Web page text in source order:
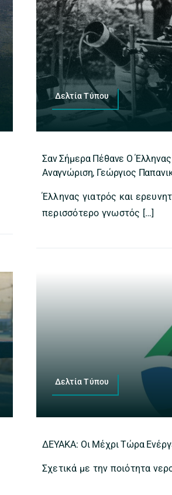
Δελτία Τύπου
Σαν Σήμερα Πέθανε Ο
Αναγνώριση, Γεώργιος
Έλληνας γιατρός και
περισσότερο γνωστός […]
Δελτία Τύπου
ΔΕΥΑΚΑ: Οι Μέχρι Τώρα
Σχετικά με την ποιότητα